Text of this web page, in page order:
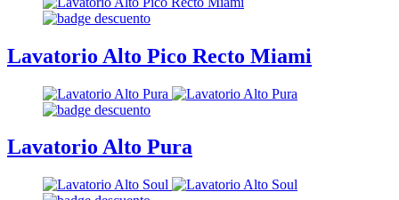
Lavatorio Alto Pico Recto Miami
Lavatorio Alto Pura